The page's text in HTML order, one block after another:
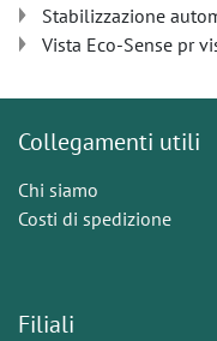
Stabilizzazione
Vista Eco-Sense pr
Collegamenti utili
Chi siamo
Costi di spedizione
Filiali